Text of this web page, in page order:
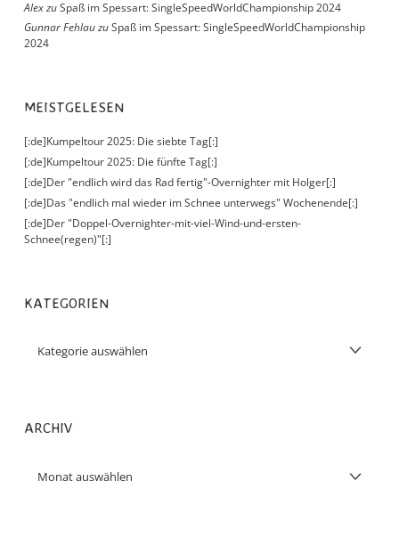
AlexzuSpaß im Spessart: SingleSpeedWorldChampionship 2024
Gunnar FehlauzuSpaß im Spessart: SingleSpeedWorldChampionship
2024
MEISTGELESEN
[:de]Kumpeltour 2025: Die siebte Tag[:]
[:de]Kumpeltour 2025: Die fünfte Tag[:]
[:de]Der "endlich wird das Rad fertig"-Overnighter mit Holger[:]
[:de]Das "endlich mal wieder im Schnee unterwegs" Wochenende[:]
[:de]Der "Doppel-Overnighter-mit-viel-Wind-und-ersten-
Schnee(regen)"[:]
KATEGORIEN
ARCHIV